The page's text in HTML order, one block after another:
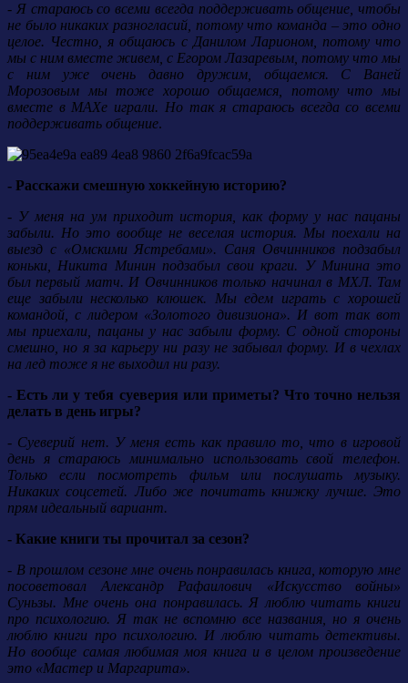
- Я стараюсь со всеми всегда поддерживать общение, чтобы
не было никаких разногласий, потому что команда – это одно
целое. Честно, я общаюсь с Данилом Ларионом, потому что
мы с ним вместе живем, с Егором Лазаревым, потому что мы
с ним уже очень давно дружим, общаемся. С Ваней
Морозовым мы тоже хорошо общаемся, потому что мы
вместе в МАХе играли. Но так я стараюсь всегда со всеми
поддерживать общение.
- Расскажи смешную хоккейную историю?
- У меня на ум приходит история, как форму у нас пацаны
забыли. Но это вообще не веселая история. Мы поехали на
выезд с «Омскими Ястребами». Саня Овчинников подзабыл
коньки, Никита Минин подзабыл свои краги. У Минина это
был первый матч. И Овчинников только начинал в МХЛ. Там
еще забыли несколько клюшек. Мы едем играть с хорошей
командой, с лидером «Золотого дивизиона». И вот так вот
мы приехали, пацаны у нас забыли форму. С одной стороны
смешно, но я за карьеру ни разу не забывал форму. И в чехлах
на лед тоже я не выходил ни разу.
- Есть ли у тебя суеверия или приметы? Что точно нельзя
делать в день игры?
- Суеверий нет. У меня есть как правило то, что в игровой
день я стараюсь минимально использовать свой телефон.
Только если посмотреть фильм или послушать музыку.
Никаких соцсетей. Либо же почитать книжку лучше. Это
прям идеальный вариант.
- Какие книги ты прочитал за сезон?
- В прошлом сезоне мне очень понравилась книга, которую мне
посоветовал Александр Рафаилович «Искусство войны»
Суньзы. Мне очень она понравилась. Я люблю читать книги
про психологию. Я так не вспомню все названия, но я очень
люблю книги про психологию. И люблю читать детективы.
Но вообще самая любимая моя книга и в целом произведение
это «Мастер и Маргарита».